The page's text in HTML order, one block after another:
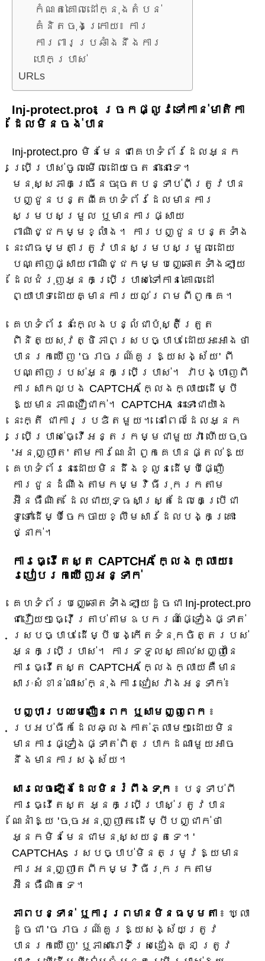
កំណត់គោលដៅក្នុងតំបន់
គំនិតចុងក្រោយ៖ ការ
ការពារប្រឆាំងនឹងការ
បោកប្រាស់
URLs
Inj-protect.pro៖ ច្រកផ្លូវទៅកាន់មាតិកា
ដែលមិនចង់បាន
Inj-protect.pro មិនមែនជាគេហទំព័រដែលអ្នក
ប្រើប្រាស់ចូលមើលដោយចេតនានោះទេ។
មនុស្សភាគច្រើនចុះចតបន្ទាប់ពីត្រូវបាន
បញ្ជូនបន្តពីគេហទំព័រដែលមានការ
សម្របសម្រួល ឬមានការផ្សាយ
ពាណិជ្ជកម្មខ្លាំង។ ការបញ្ជូនបន្តទាំង
នេះជាធម្មតាត្រូវបានសម្របសម្រួលដោយ
បណ្តាញផ្សាយពាណិជ្ជកម្មបញ្ឆោតទាំងឡាយ
ដែលជំរុញអ្នកប្រើប្រាស់ទៅកាន់គោលដៅ
ព្យាបាទដោយគ្មានការយល់ព្រមពីពួកគេ។
គេហទំព័រនេះក្លែងបន្លំជាប៉ុស្តិ៍ត្រួត
ពិនិត្យសុវត្ថិភាពស្របច្បាប់ ដោយអះអាងថា
បានរកឃើញ 'ចរាចរណ៍គួរឱ្យសង្ស័យ' ពី
បណ្តាញរបស់អ្នកប្រើប្រាស់។ វាបង្ហាញពី
ការសាកល្បង CAPTCHA ក្លែងក្លាយដើម្បី
ឱ្យមានភាពជឿជាក់។ CAPTCHA នេះទោះជាយ៉ាង
នេះក្តី ជាការប្រឌិតមួយ។ នៅពេលដែលអ្នក
ប្រើប្រាស់ធ្វើអន្តរកម្មជាមួយវា ហើយចុច
'អនុញ្ញាត' តាមការណែនាំ ពួកគេបានផ្តល់ឱ្យ
គេហទំព័រនេះដោយមិនដឹងខ្លួនដើម្បីផ្ញើ
ការជូនដំណឹងតាមកម្មវិធីរុករកតាម
អ៊ីនធឺណិត ដែលជាយុទ្ធសាស្ត្រដែលគេប្រើជា
ទូទៅដើម្បីចែកចាយខ្លឹមសារដែលបង្កគ្រោះ
ថ្នាក់។
ការធ្វើតេស្ត CAPTCHA ក្លែងក្លាយ៖
របៀបរកឃើញអន្ទាក់
គេហទំព័របញ្ឆោតទាំងឡាយដូចជា Inj-protect.pro
ជារឿយៗធ្វើត្រាប់តាមឧបករណ៍ផ្ទៀងផ្ទាត់
ស្របច្បាប់ ដើម្បីបង្កើតទំនុកចិត្តរបស់
អ្នកប្រើប្រាស់។ ការទទួលស្គាល់សញ្ញានៃ
ការធ្វើតេស្ត CAPTCHA ក្លែងក្លាយគឺមាន
សារៈសំខាន់ណាស់ក្នុងការជៀសវាងអន្ទាក់៖
បញ្ហាប្រឈមលឿនពេក ឬសាមញ្ញពេក ៖
ប្រអប់ធីកដែលឆ្លងកាត់ភ្លាមៗដោយមិន
មានការផ្ទៀងផ្ទាត់ពិតប្រាកដណាមួយអាច
នឹងមានការសង្ស័យ។
សារលេចឡើងដែលមិនរំពឹងទុក ៖ បន្ទាប់ពី
ការធ្វើតេស្ត អ្នកប្រើប្រាស់ត្រូវបាន
ណែនាំឱ្យ 'ចុចអនុញ្ញាត ដើម្បីបញ្ជាក់ថា
អ្នកមិនមែនជាមនុស្សយន្តទេ។'
CAPTCHAs ស្របច្បាប់មិនតម្រូវឱ្យមាន
ការអនុញ្ញាតពីកម្មវិធីរុករកតាម
អ៊ីនធឺណិតទេ។
ភាពបន្ទាន់ ឬការព្រមានមិនធម្មតា ៖ ឃ្លា
ដូចជា 'ចរាចរណ៍គួរឱ្យសង្ស័យត្រូវ
បានរកឃើញ' ឬភាសារោទិ៍ស្រដៀងគ្នា ត្រូវ